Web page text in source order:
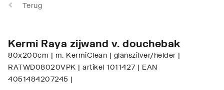
Terug
Kermi Raya zijwand v. douchebak
80x200cm | m. KermiClean | glanszilver/helder |
RATWD08020VPK | artikel 1011427 | EAN
4051484207245 |